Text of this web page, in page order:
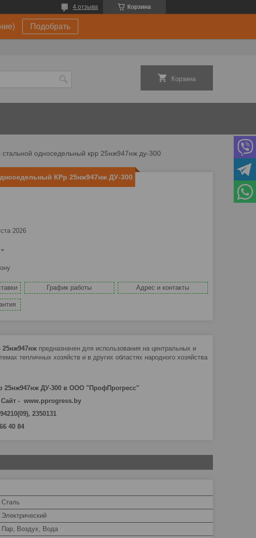
Корзина
4 отзыва
Подобрать
Корзина
стальной односедельный крр 25нж947нж ду-300
КРр 25нж947нж ДУ-300
2026
График работы Адрес и контакты
предназначен для использования на центральных и
тепличных хозяйств и в других областях народного хозяйства
25нж947нж ДУ-300 в ООО "ПрофПрогресс"
- www.pprogress.by
2350131
40 84
Сталь
Электрический
Пар, Воздух, Вода